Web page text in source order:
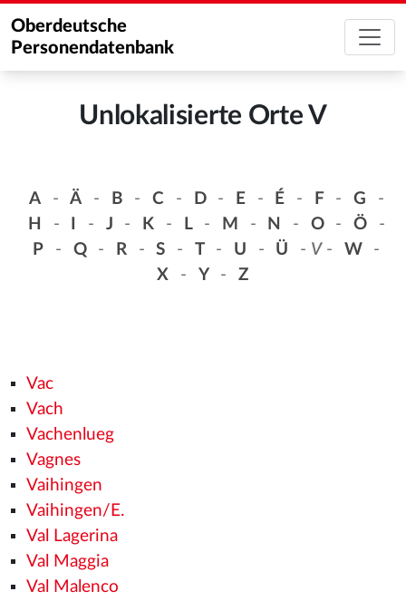
Oberdeutsche
Personendatenbank
Unlokalisierte Orte V
A - Ä - B - C - D - E - É - F - G
-
H
- - J - K - L - M - N - O - Ö
-
P
- Q - R - S - T - U - Ü - V- W
-
X
- Y - Z
Vac
Vach
Vachenlueg
Vagnes
Vaihingen
Vaihingen/E.
Val Lagerina
Val Maggia
Val Malenco